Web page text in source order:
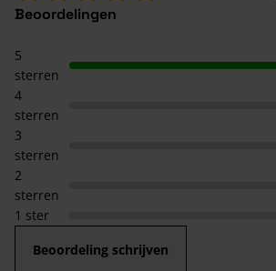
Beoordelingen
5
sterren
4
sterren
3
sterren
2
sterren
1 ster
Beoordeling schrijven